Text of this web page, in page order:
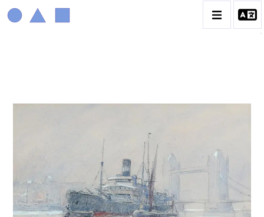
MARIN MARIE
BIOGRAPHIE
CATALOGUE DES OEUVRES
CONTACT